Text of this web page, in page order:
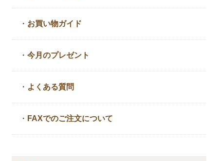
・ お買い物ガイド
・今月のプレゼント
・ よくある質問
・ FAXでのご注文について